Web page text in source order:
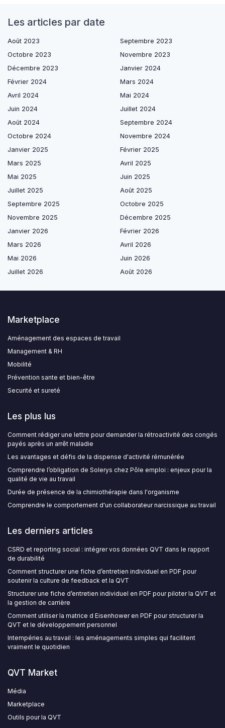
Les articles par date
Août 2023
Septembre 2023
Octobre 2023
Novembre 2023
Décembre 2023
Janvier 2024
Février 2024
Mars 2024
Avril 2024
Mai 2024
Juin 2024
Juillet 2024
Août 2024
Septembre 2024
Octobre 2024
Novembre 2024
Janvier 2025
Février 2025
Mars 2025
Avril 2025
Mai 2025
Juin 2025
Juillet 2025
Août 2025
Septembre 2025
Octobre 2025
Novembre 2025
Décembre 2025
Janvier 2026
Février 2026
Mars 2026
Avril 2026
Mai 2026
Juin 2026
Juillet 2026
Août 2026
Marketplace
Aménagement des espaces de travail
Management & RH
Mobilité
Prévention sante et bien-être
Securité et sureté
Les plus lus
Comment rédiger une lettre pour demander la rétroactivité des congés
payés après un arrêt maladie
Les avantages et défis de la dispense d'activité rémunérée
Comprendre l’obligation de Solerys chez Pôle emploi : enjeux pour la
qualité de vie au travail
Durée de présence de la chimiothérapie dans l'organisme
Comprendre le comportement d'un collaborateur narcissique au travail
Les derniers articles
CSRD et reporting social : intégrer vos données QVT dans le rapport
de durabilité
Comment structurer une fiche d’entretien individuel en PDF pour
soutenir la culture de feedback et la QVT
Structurer une fiche d’entretien individuel en PDF pour piloter la QVT et
la gestion de carrière
Comment utiliser la matrice d Eisenhower en PDF pour structurer la
QVT et le développement personnel
Intempéries au travail : les aménagements simples qui facilitent
vraiment le quotidien
QVT Market
Média
Marketplace
Outils pour la QVT